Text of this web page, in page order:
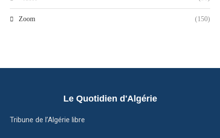
Zoom (150)
Le Quotidien d'Algérie
Tribune de l’Algérie libre